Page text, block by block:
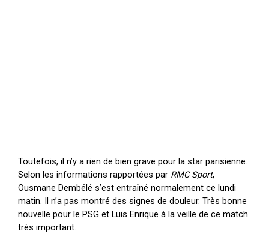
Toutefois, il n’y a rien de bien grave pour la star parisienne.
Selon les informations rapportées par RMC Sport,
Ousmane Dembélé s’est entraîné normalement ce lundi
matin. Il n’a pas montré des signes de douleur. Très bonne
nouvelle pour le PSG et Luis Enrique à la veille de ce match
très important.